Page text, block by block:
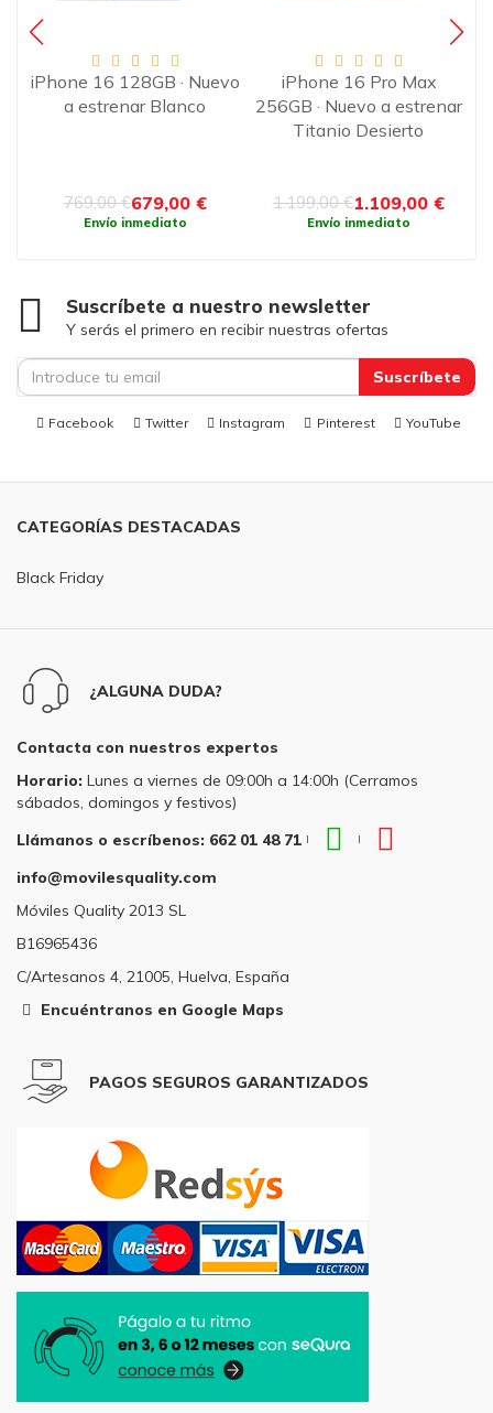
iPhone 16 128GB · Nuevo
a estrenar Blanco
769,00 €679,00 €
Envío inmediato
iPhone 16 Pro Max
256GB · Nuevo a estrenar
Titanio Desierto
1.199,00 €1.109,00 €
Envío inmediato
Suscríbete a nuestro newsletter
Y serás el primero en recibir nuestras ofertas
Suscríbete
Facebook Twitter Instagram Pinterest YouTube
CATEGORÍAS DESTACADAS
Black Friday
¿ALGUNA DUDA?
Contacta con nuestros expertos
Horario: Lunes a viernes de 09:00h a 14:00h (Cerramos
sábados, domingos y festivos)
Llámanos o escríbenos: 662 01 48 71 |
WhatsApp
Llámanos
|
info@movilesquality.com
Móviles Quality 2013 SL
B16965436
C/Artesanos 4, 21005, Huelva, España
Encuéntranos en Google Maps
PAGOS SEGUROS GARANTIZADOS